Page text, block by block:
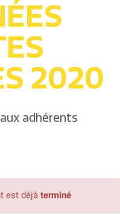
2020
adhérents
est déjà terminé